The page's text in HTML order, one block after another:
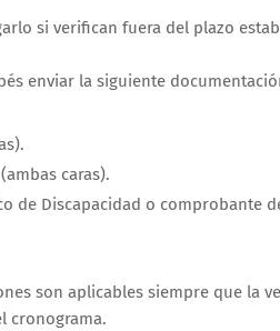
si verifican fuera del plazo
enviar la siguiente
caras).
de Discapacidad o comprobante
son aplicables siempre que la
cronograma.